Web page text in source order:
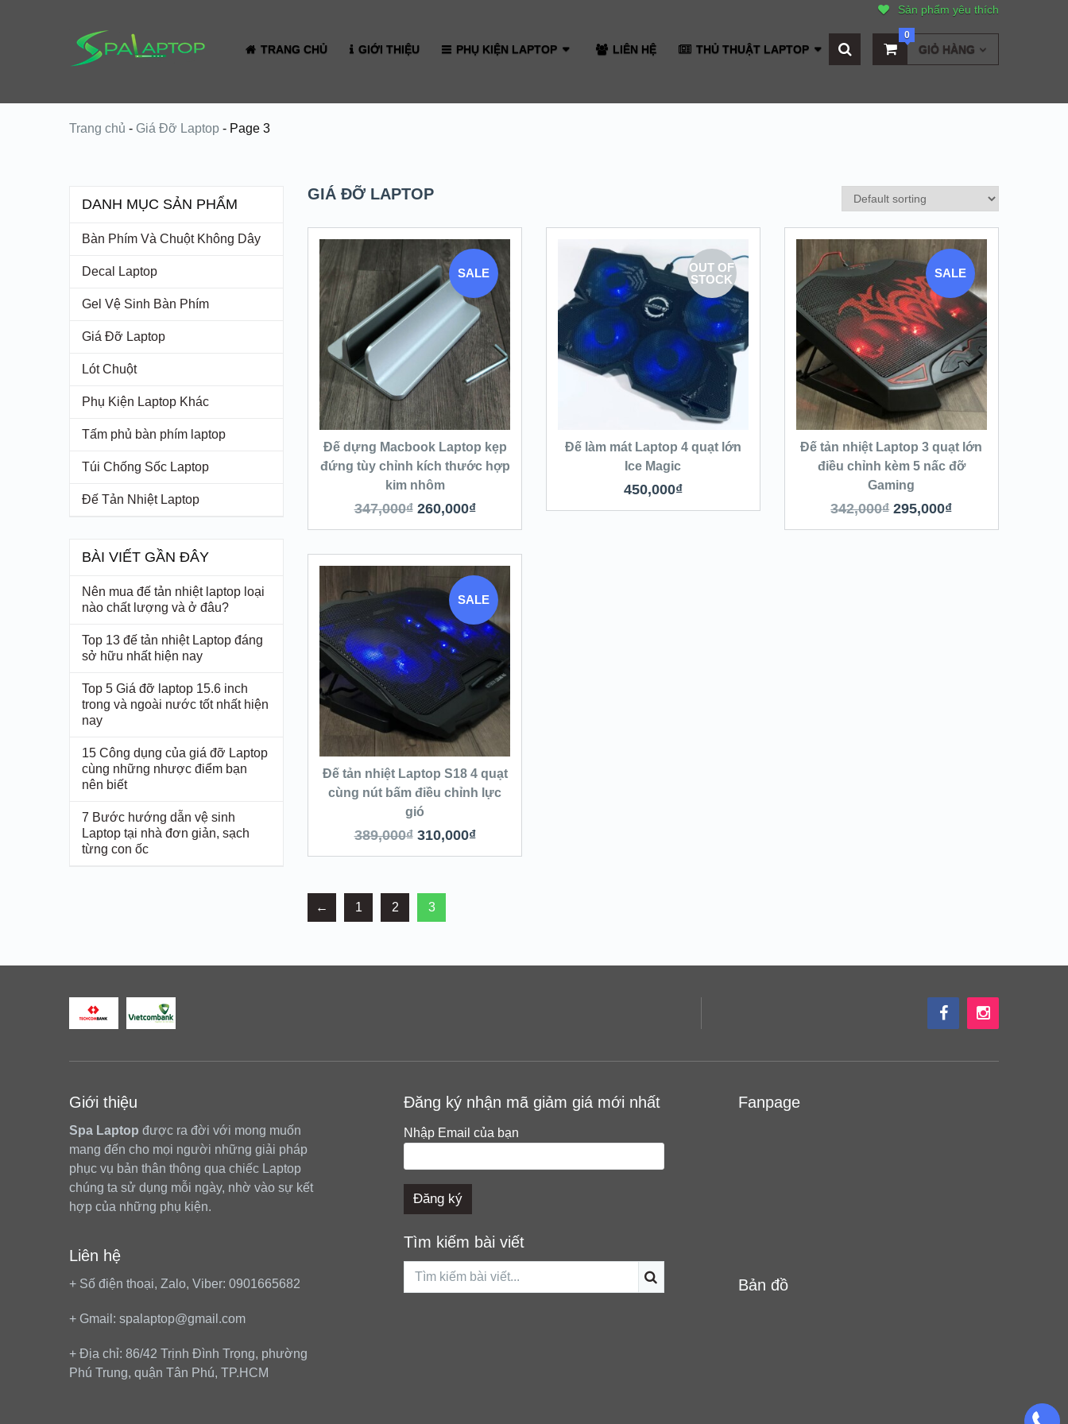
Sản phẩm yêu thích
TRANG CHỦ GIỚI THIỆU PHỤ KIỆN LAPTOP LIÊN HỆ THỦ THUẬT LAPTOP GIỎ HÀNG
0
Trang chủ - Giá Đỡ Laptop - Page 3
GIÁ ĐỠ LAPTOP
SALE
Đế dựng Macbook Laptop kẹp
đứng tùy chỉnh kích thước hợp
kim nhôm
347,000₫ 260,000₫
OUT OF
STOCK
Đế làm mát Laptop 4 quạt lớn
Ice Magic
450,000₫
SALE
Đế tản nhiệt Laptop 3 quạt lớn
điều chỉnh kèm 5 nấc đỡ
Gaming
342,000₫ 295,000₫
SALE
Đế tản nhiệt Laptop S18 4 quạt
cùng nút bấm điều chỉnh lực
gió
389,000₫ 310,000₫
← 1 2 3
DANH MỤC SẢN PHẨM
Bàn Phím Và Chuột Không Dây
Decal Laptop
Gel Vệ Sinh Bàn Phím
Giá Đỡ Laptop
Lót Chuột
Phụ Kiện Laptop Khác
Tấm phủ bàn phím laptop
Túi Chống Sốc Laptop
Đế Tản Nhiệt Laptop
BÀI VIẾT GẦN ĐÂY
Nên mua đế tản nhiệt laptop loại
nào chất lượng và ở đâu?
Top 13 đế tản nhiệt Laptop đáng
sở hữu nhất hiện nay
Top 5 Giá đỡ laptop 15.6 inch
trong và ngoài nước tốt nhất hiện
nay
15 Công dụng của giá đỡ Laptop
cùng những nhược điểm bạn
nên biết
7 Bước hướng dẫn vệ sinh
Laptop tại nhà đơn giản, sạch
từng con ốc
Giới thiệu
Spa Laptop được ra đời với mong muốn
mang đến cho mọi người những giải pháp
phục vụ bản thân thông qua chiếc Laptop
chúng ta sử dụng mỗi ngày, nhờ vào sự kết
hợp của những phụ kiện.
Liên hệ
+ Số điện thoại, Zalo, Viber: 0901665682
+ Gmail: spalaptop@gmail.com
+ Địa chỉ: 86/42 Trịnh Đình Trọng, phường
Phú Trung, quận Tân Phú, TP.HCM
Đăng ký nhận mã giảm giá mới nhất
Nhập Email của bạn
Tìm kiếm bài viết
Fanpage
Bản đồ